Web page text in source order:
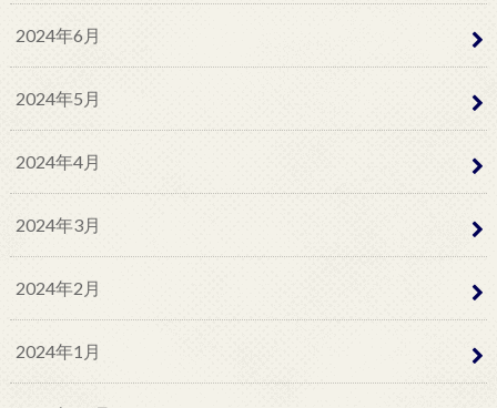
2024年6月
2024年5月
2024年4月
2024年3月
2024年2月
2024年1月